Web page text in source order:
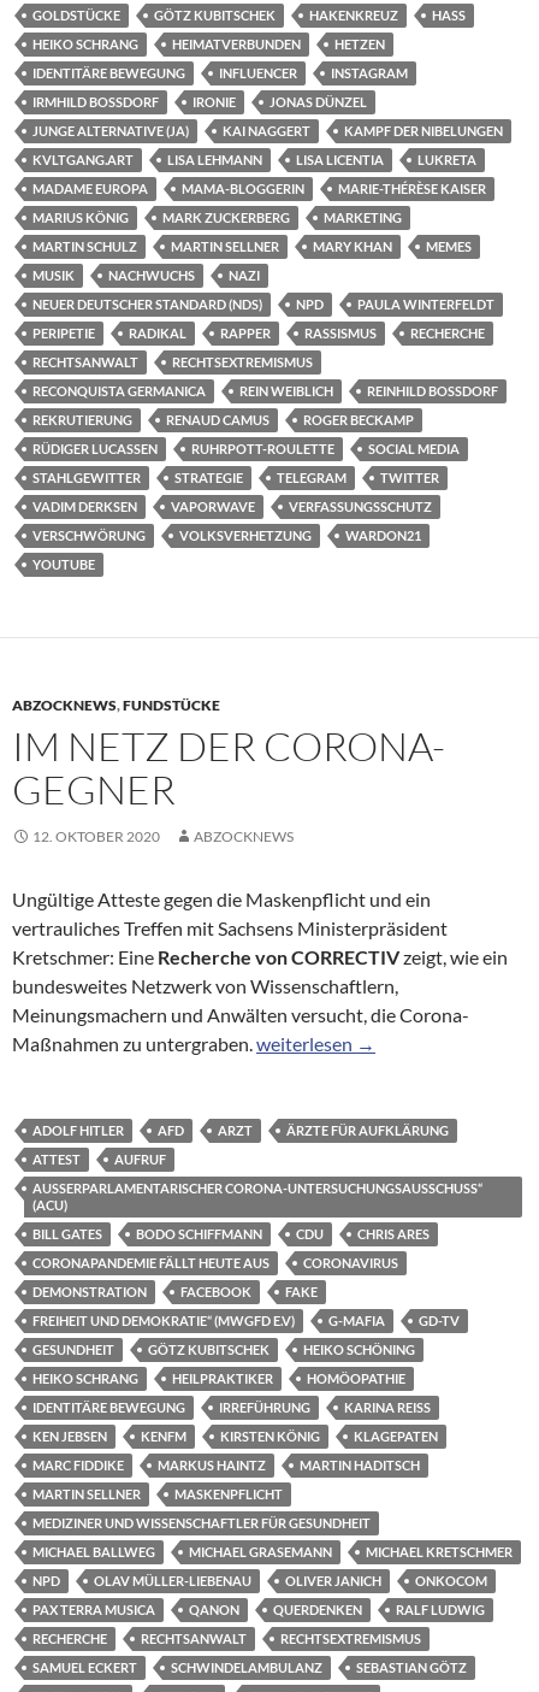
GOLDSTÜCKE
GÖTZ KUBITSCHEK HAKENKREUZ
HASS
HEIKO SCHRANG
HEIMATVERBUNDEN
HETZEN
IDENTITÄRE BEWEGUNG
INFLUENCER
INSTAGRAM
IRMHILD BOSSDORF
IRONIE
JONAS DÜNZEL
JUNGE ALTERNATIVE (JA)
KAI NAGGERT
KAMPF DER NIBELUNGEN
KVLTGANG.ART
LISA LEHMANN LISA LICENTIA
LUKRETA
MADAME EUROPA
MAMA-BLOGGERIN
MARIE-THÉRÈSE KAISER
MARIUS KÖNIG
MARK ZUCKERBERG
MARKETING
MARTIN SCHULZ
MARTIN SELLNER MARY KHAN
MEMES
MUSIK
NACHWUCHS
NAZI
NEUER DEUTSCHER STANDARD (NDS)
NPD
PAULA WINTERFELDT
PERIPETIE
RADIKAL RAPPER RASSISMUS
RECHERCHE
RECHTSANWALT
RECHTSEXTREMISMUS
RECONQUISTA GERMANICA
REIN WEIBLICH
REINHILD BOSSDORF
REKRUTIERUNG
RENAUD CAMUS
ROGER BECKAMP
RÜDIGER LUCASSEN
RUHRPOTT-ROULETTE
SOCIAL MEDIA
STAHLGEWITTER
STRATEGIE TELEGRAM
TWITTER
VADIM DERKSEN
VAPORWAVE
VERFASSUNGSSCHUTZ
VERSCHWÖRUNG
VOLKSVERHETZUNG
WARDON21
YOUTUBE
ABZOCKNEWS,FUNDSTÜCKE
IM NETZ DER CORONA-
GEGNER
12. OKTOBER 2020 ABZOCKNEWS
Ungültige Atteste gegen die Maskenpflicht und ein
vertrauliches Treffen mit Sachsens Ministerpräsident
Kretschmer: Eine Recherche von CORRECTIVzeigt, wie ein
bundesweites Netzwerk von Wissenschaftlern,
Meinungsmachern und Anwälten versucht, die Corona-
Maßnahmen zu untergraben.Im Netz der Corona-Gegner
weiterlesen →
ADOLF HITLER AFD ARZT
ÄRZTE FÜR AUFKLÄRUNG
ATTEST
AUFRUF
AUSSERPARLAMENTARISCHER CORONA-UNTERSUCHUNGSAUSSCHUSS“ (
ACU)
BILL GATES
BODO SCHIFFMANN CDU
CHRIS ARES
CORONAPANDEMIE FÄLLT HEUTE AUS
CORONAVIRUS
DEMONSTRATION
FACEBOOK
FAKE
FREIHEIT UND DEMOKRATIE“ (MWGFD E.V)
G-MAFIA
GD-TV
GESUNDHEIT
GÖTZ KUBITSCHEK
HEIKO SCHÖNING
HEIKO SCHRANG
HEILPRAKTIKER
HOMÖOPATHIE
IDENTITÄRE BEWEGUNG
IRREFÜHRUNG
KARINA REISS
KEN JEBSEN
KENFM KIRSTEN KÖNIG
KLAGEPATEN
MARC FIDDIKE
MARKUS HAINTZ
MARTIN HADITSCH
MARTIN SELLNER
MASKENPFLICHT
MEDIZINER UND WISSENSCHAFTLER FÜR GESUNDHEIT
MICHAEL BALLWEG
MICHAEL GRASEMANN
MICHAEL KRETSCHMER
NPD
OLAV MÜLLER-LIEBENAU OLIVER JANICH
ONKOCOM
PAX TERRA MUSICA
QANON QUERDENKEN
RALF LUDWIG
RECHERCHE
RECHTSANWALT
RECHTSEXTREMISMUS
SAMUEL ECKERT
SCHWINDELAMBULANZ
SEBASTIAN GÖTZ